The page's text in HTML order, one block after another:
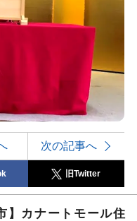
次の記事へ
旧Twitter
】カナートモール住